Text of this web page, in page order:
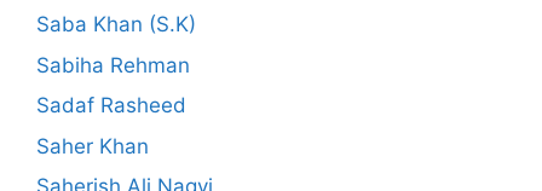
Saba Khan (S.K)
Sabiha Rehman
Sadaf Rasheed
Saher Khan